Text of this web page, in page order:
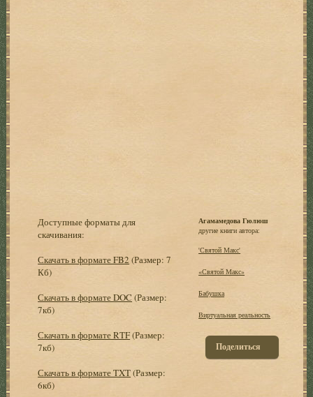
Доступные форматы для
скачивания:
Скачать в формате FB2 (Размер: 7
Кб)
Скачать в формате DOC (Размер:
7кб)
Скачать в формате RTF(Размер:
7кб)
Скачать в формате TXT(Размер:
6кб)
Агамамедова Гюлюш
другие книги автора:
'Святой Макс'
«Святой Макс»
Бабушка
Виртуальная реальность
Поделиться